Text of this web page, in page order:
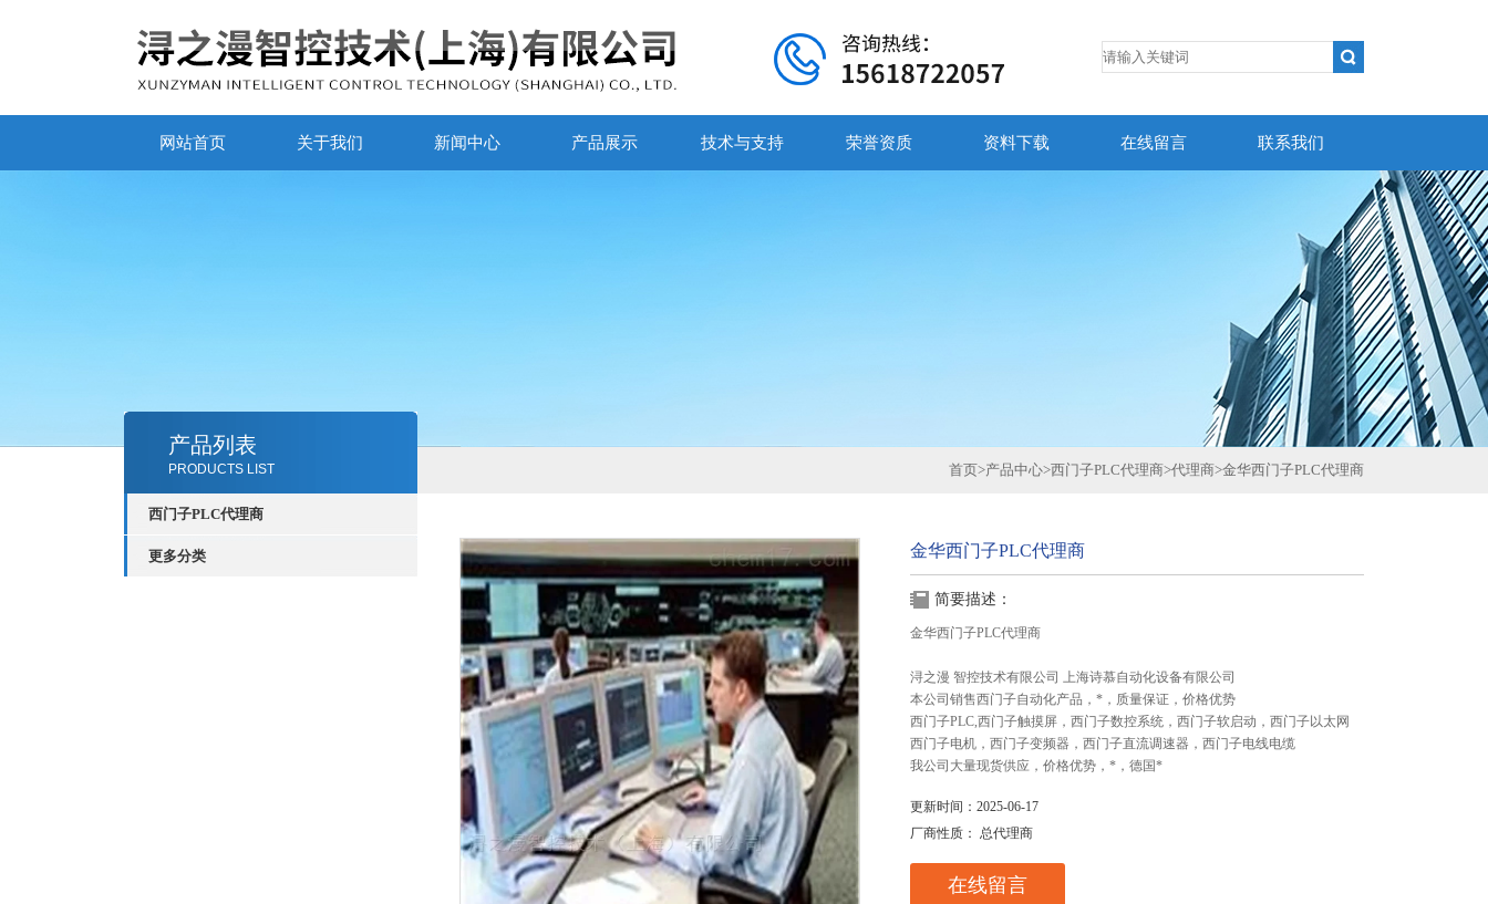
网站首页 关于我们 新闻中心 产品展示 技术与支持 荣誉资质 资料下载 在线留言 联系我们
产品列表
PRODUCTS LIST
西门子PLC代理商
更多分类
首页>产品中心>西门子PLC代理商>代理商>金华西门子PLC代理商
金华西门子PLC代理商
简要描述：
金华西门子PLC代理商
浔之漫 智控技术有限公司 上海诗慕自动化设备有限公司
本公司销售西门子自动化产品，*，质量保证，价格优势
西门子PLC,西门子触摸屏，西门子数控系统，西门子软启动，西门子以太网
西门子电机，西门子变频器，西门子直流调速器，西门子电线电缆
我公司大量现货供应，价格优势，*，德国*
更新时间：2025-06-17
厂商性质： 总代理商
在线留言